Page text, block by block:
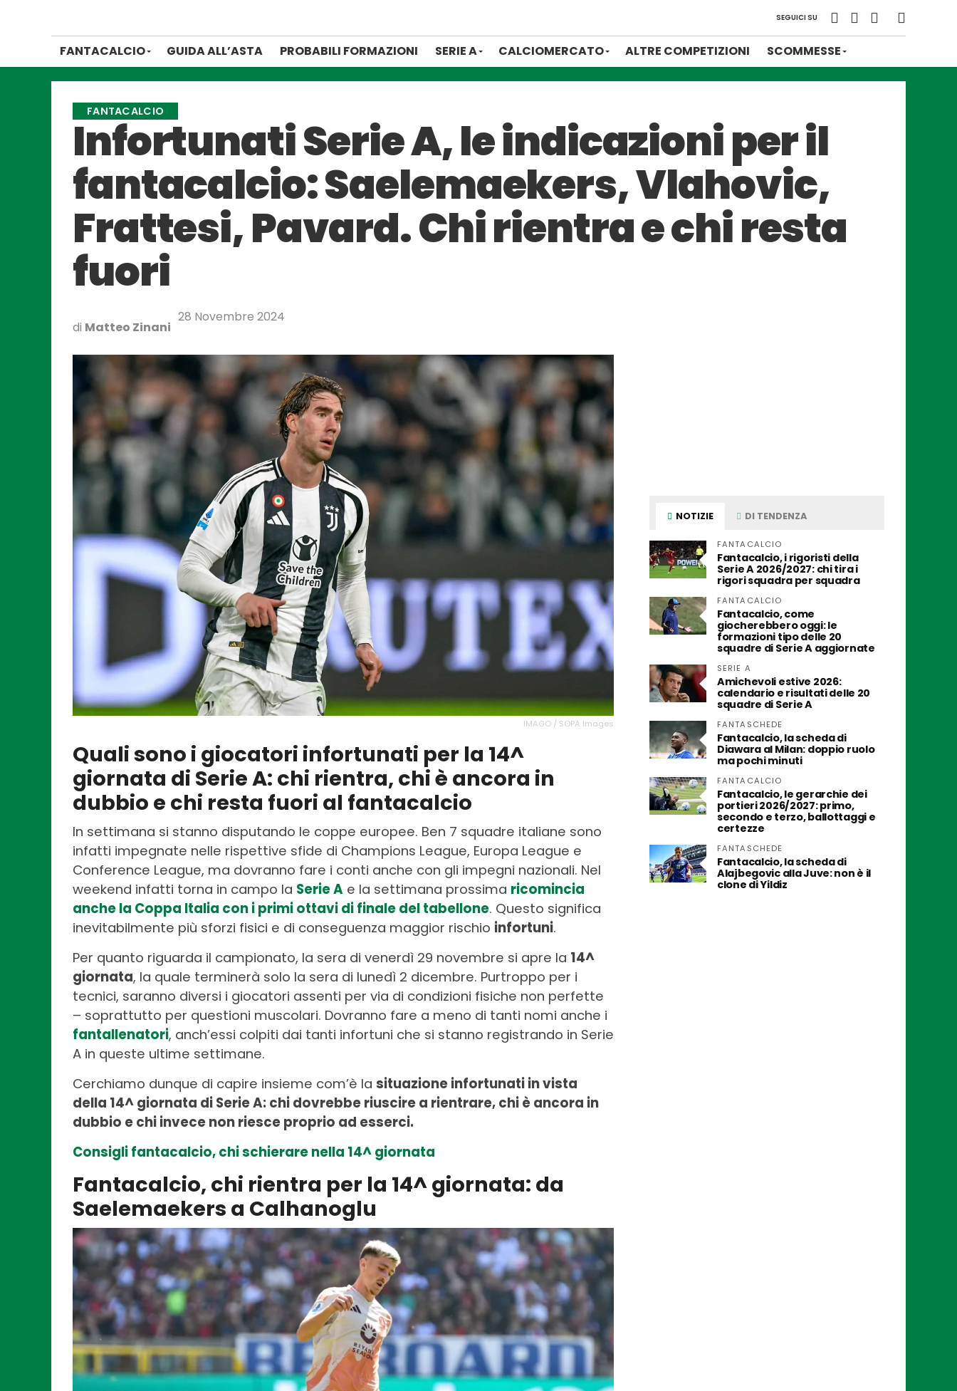
SEGUICI SU
FANTACALCIO GUIDA ALL’ASTA PROBABILI FORMAZIONI SERIE A CALCIOMERCATO ALTRE COMPETIZIONI SCOMMESSE
FANTACALCIO
Infortunati Serie A, le indicazioni per il
fantacalcio: Saelemaekers, Vlahovic,
Frattesi, Pavard. Chi rientra e chi resta
fuori
di Matteo Zinani
28 Novembre 2024
IMAGO / SOPA Images
Quali sono i giocatori infortunati per la 14^
giornata di Serie A: chi rientra, chi è ancora in
dubbio e chi resta fuori al fantacalcio
In settimana si stanno disputando le coppe europee. Ben 7 squadre italiane sono
infatti impegnate nelle rispettive sfide di Champions League, Europa League e
Conference League, ma dovranno fare i conti anche con gli impegni nazionali. Nel
weekend infatti torna in campo la Serie A e la settimana prossima ricomincia
anche la Coppa Italia con i primi ottavi di finale del tabellone. Questo significa
inevitabilmente più sforzi fisici e di conseguenza maggior rischio infortuni.
Per quanto riguarda il campionato, la sera di venerdì 29 novembre si apre la 14^
giornata, la quale terminerà solo la sera di lunedì 2 dicembre. Purtroppo per i
tecnici, saranno diversi i giocatori assenti per via di condizioni fisiche non perfette
– soprattutto per questioni muscolari. Dovranno fare a meno di tanti nomi anche i
fantallenatori, anch’essi colpiti dai tanti infortuni che si stanno registrando in Serie
A in queste ultime settimane.
Cerchiamo dunque di capire insieme com’è la situazione infortunati in vista
della 14^ giornata di Serie A: chi dovrebbe riuscire a rientrare, chi è ancora in
dubbio e chi invece non riesce proprio ad esserci.
Consigli fantacalcio, chi schierare nella 14^ giornata
Fantacalcio, chi rientra per la 14^ giornata: da
Saelemaekers a Calhanoglu
NOTIZIE DI TENDENZA
FANTACALCIO
Fantacalcio, i rigoristi della
Serie A 2026/2027: chi tira i
rigori squadra per squadra
FANTACALCIO
Fantacalcio, come
giocherebbero oggi: le
formazioni tipo delle 20
squadre di Serie A aggiornate
SERIE A
Amichevoli estive 2026:
calendario e risultati delle 20
squadre di Serie A
FANTASCHEDE
Fantacalcio, la scheda di
Diawara al Milan: doppio ruolo
ma pochi minuti
FANTACALCIO
Fantacalcio, le gerarchie dei
portieri 2026/2027: primo,
secondo e terzo, ballottaggi e
certezze
FANTASCHEDE
Fantacalcio, la scheda di
Alajbegovic alla Juve: non è il
clone di Yildiz